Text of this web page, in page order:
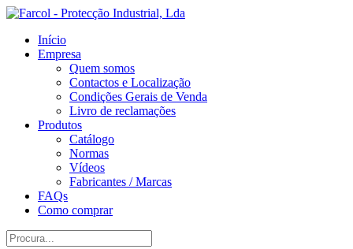
Início
Empresa
Quem somos
Contactos e Localização
Condições Gerais de Venda
Livro de reclamações
Produtos
Catálogo
Normas
Vídeos
Fabricantes / Marcas
FAQs
Como comprar